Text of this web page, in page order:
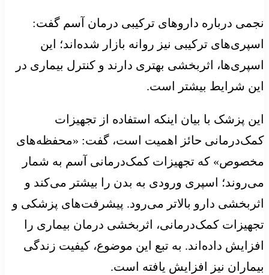
نجمی درباره داروهای ترکیبی درمان آسم گفت:
اسپری‌های ترکیبی نیز روانه بازار شده‌اند؛ این
اسپری‌ها، اثربخشی بهتری دارند و کنترل بیماری در
این شرایط بیشتر است.
این پزشک با بیان اینکه استفاده از تجهیزات
کمک‌درمانی حائز اهمیت است، گفت: «محفظه‌های
مخصوص» که تجهیزات کمک‌درمانی آسم به شمار
می‌روند؛ اسپری ورودی به بدن را بیشتر می‌کند و
اثربخشی دارو بالاتر می‌رود. پیشرفت‌های پزشکی و
تجهیزات کمک‌درمانی، اثربخشی درمان بیماری را
افزایش داده‌اند. به تبع این موضوع، کیفیت زندگی
بیماران نیز افزایش یافته است.